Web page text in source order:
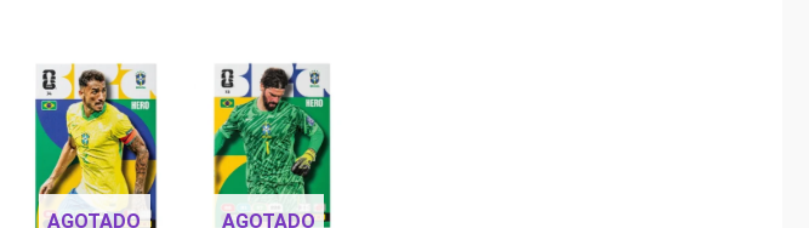
AGOTADO AGOTADO